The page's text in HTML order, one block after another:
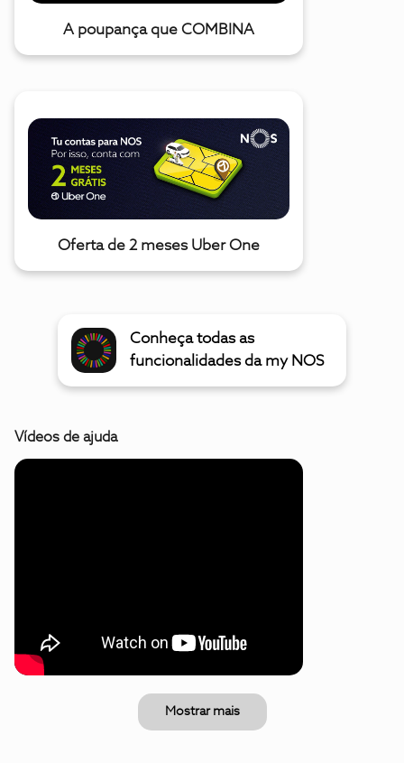
A poupança que COMBINA
Oferta de 2 meses Uber One
Conheça todas as
funcionalidades da my NOS
Vídeos de ajuda
Mostrar mais